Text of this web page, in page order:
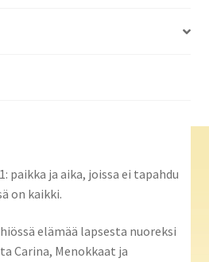
paikka ja aika, joissa ei tapahdu
on kaikki.
elämää lapsesta nuoreksi
Carina, Menokkaat ja